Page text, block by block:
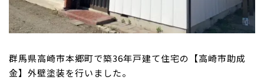
群馬県高崎市本郷町で築36年戸建て住宅の【高崎市助成
金】外壁塗装を行いました。